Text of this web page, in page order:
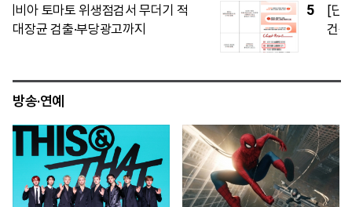
5
[단독] 하림 ‘7조’ 양재 물류단지, 서울시
건축위 재심도 ‘재검토’…교통·방재 등 보
방송·연예